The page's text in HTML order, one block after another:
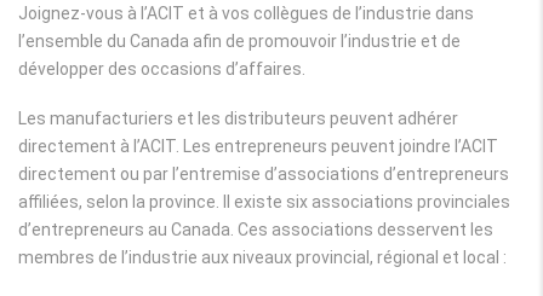
Joignez-vous à l’ACIT et à vos collègues de l’industrie dans
l’ensemble du Canada afin de promouvoir l’industrie et de
développer des occasions d’affaires.
Les manufacturiers et les distributeurs peuvent adhérer
directement à l’ACIT. Les entrepreneurs peuvent joindre l’ACIT
directement ou par l’entremise d’associations d’entrepreneurs
affiliées, selon la province. Il existe six associations provinciales
d’entrepreneurs au Canada. Ces associations desservent les
membres de l’industrie aux niveaux provincial, régional et local :